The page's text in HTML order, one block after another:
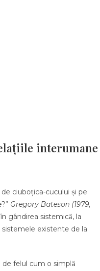
interumane
ciuboțica-cucului și pe
Gregory Bateson (1979,
gândirea sistemică, la
existente de la
felul cum o simplă